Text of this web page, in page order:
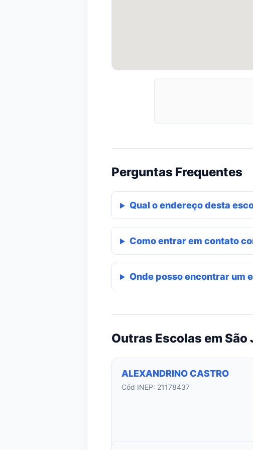
Perguntas Frequentes
Qual o endereço desta
Como entrar em contato
Onde posso encontrar um
Outras Escolas em São
ALEXANDRINO CASTRO
Cód INEP: 21178437